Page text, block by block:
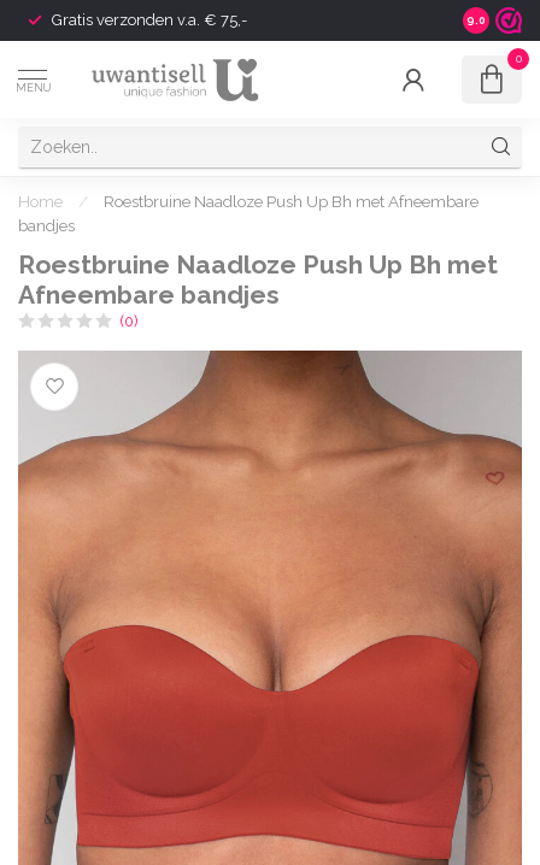
Gratis verzonden v.a. € 75,- Shipping
9.0
MENU
0
Home /
Roestbruine Naadloze Push Up Bh met Afneembare
bandjes
Roestbruine Naadloze Push Up Bh met
Afneembare bandjes
(0)